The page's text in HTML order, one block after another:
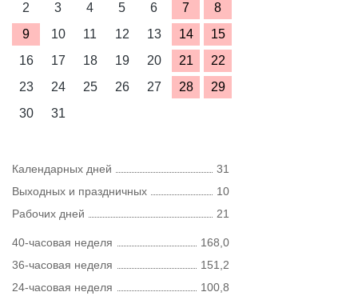
2
3 4 5 6 7
8
9
10 11 12 13 14
15
16
17 18 19 20 21
22
23
24 25 26 27 28
29
30
31
Календарных дней
31
Выходных и праздничных
10
Рабочих дней
21
40-часовая неделя
168,0
36-часовая неделя
151,2
24-часовая неделя
100,8